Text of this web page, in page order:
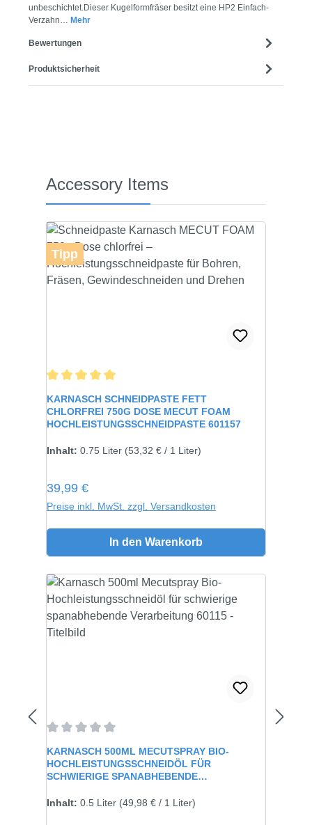
unbeschichtet.Dieser Kugelformfräser besitzt eine HP2 Einfach-
Verzahn… Mehr
Bewertungen
Produktsicherheit
Produktgalerie überspringen
Accessory Items
Tipp
KARNASCH SCHNEIDPASTE FETT
CHLORFREI 750G DOSE MECUT FOAM
HOCHLEISTUNGSSCHNEIDPASTE 601157
Inhalt: 0.75 Liter (53,32 € / 1 Liter)
Regulärer Preis:
39,99 €
Preise inkl. MwSt. zzgl. Versandkosten
In den Warenkorb
KARNASCH 500ML MECUTSPRAY BIO-
HOCHLEISTUNGSSCHNEIDÖL FÜR
SCHWIERIGE SPANABHEBENDE
Inhalt: 0.5 Liter (49,98 € / 1 Liter)